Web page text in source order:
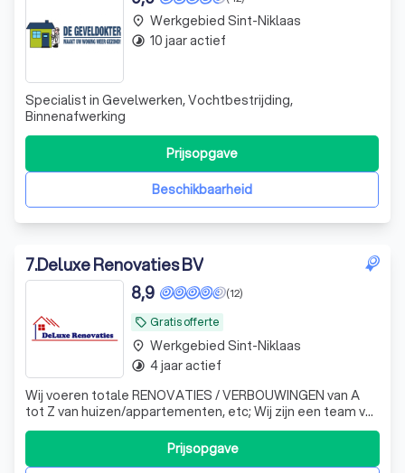
Specialist in Gevelwerken, Vochtbestrijding,
Binnenafwerking
Beschikbaarheid
Prijsopgave
place Werkgebied Sint-Niklaas
timelapse 10 jaar actief
7.Deluxe Renovaties BV
local_offer Gratis offerte
(12)
8,9
Wij voeren totale RENOVATIES / VERBOUWINGEN van A
tot Z van huizen/appartementen, etc; Wij zijn een team van
ervaren mensen, Deluxe Renovaties biedt
professionaliteit, hoge kwaliteit en goede prijs.
Prijsopgave
place Werkgebied Sint-Niklaas
timelapse 4 jaar actief